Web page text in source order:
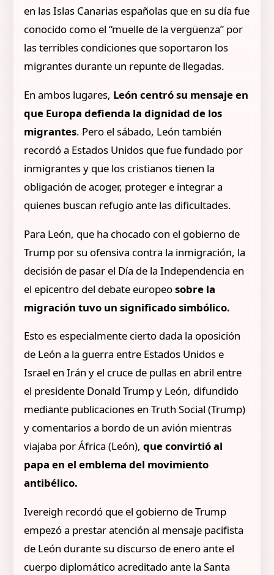
en las Islas Canarias españolas que en su día fue
conocido como el “muelle de la vergüenza” por
las terribles condiciones que soportaron los
migrantes durante un repunte de llegadas.
En ambos lugares, León centró su mensaje en
que Europa defienda la dignidad de los
migrantes. Pero el sábado, León también
recordó a Estados Unidos que fue fundado por
inmigrantes y que los cristianos tienen la
obligación de acoger, proteger e integrar a
quienes buscan refugio ante las dificultades.
Para León, que ha chocado con el gobierno de
Trump por su ofensiva contra la inmigración, la
decisión de pasar el Día de la Independencia en
el epicentro del debate europeosobre la
migración tuvo un significado simbólico.
Esto es especialmente cierto dada la oposición
de León a la guerra entre Estados Unidos e
Israel en Irán y el cruce de pullas en abril entre
el presidente Donald Trump y León, difundido
mediante publicaciones en Truth Social (Trump)
y comentarios a bordo de un avión mientras
viajaba por África (León),que convirtió al
papa en el emblema del movimiento
antibélico.
Ivereigh recordó que el gobierno de Trump
empezó a prestar atención al mensaje pacifista
de León durante su discurso de enero ante el
cuerpo diplomático acreditado ante la Santa